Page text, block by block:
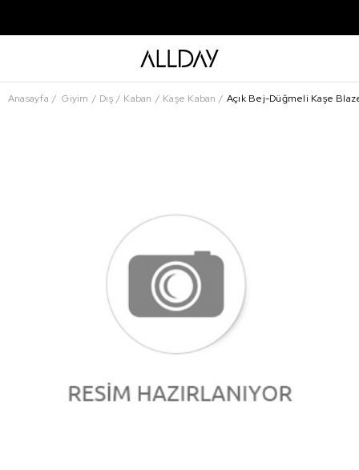
Anasayfa Giyim Dış Kaban Kaşe Kaban Açık Bej-Düğmeli Kaşe